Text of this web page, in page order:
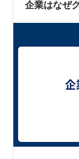
企業はなぜ